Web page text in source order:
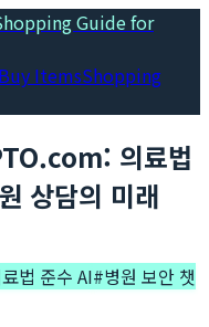
Guide for
ItemsShopping
의료법
상담의 미래
법 준수 AI#병원 보안 챗